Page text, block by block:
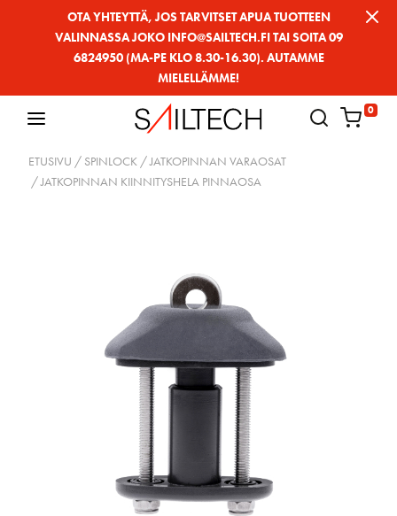
OTA YHTEYTTÄ, JOS TARVITSET APUA TUOTTEEN
VALINNASSA JOKO INFO@SAILTECH.FI TAI SOITA 09
6824950 (MA-PE KLO 8.30-16.30). AUTAMME
MIELELLÄMME!
0
ETUSIVU / SPINLOCK /JATKOPINNAN VARAOSAT
/ JATKOPINNAN KIINNITYSHELA PINNAOSA